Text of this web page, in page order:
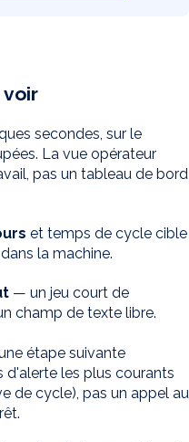
secondes, sur le
La vue opérateur
pas un tableau de bord
et temps de cycle cible
la machine.
— un jeu court de
champ de texte libre.
étape suivante
les plus courants
de cycle), pas un appel au